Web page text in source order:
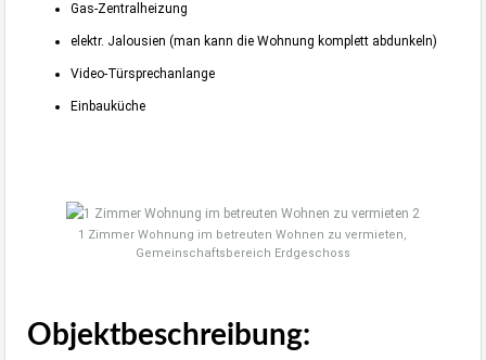
Gas-Zentralheizung
elektr. Jalousien (man kann die Wohnung komplett abdunkeln)
Video-Türsprechanlange
Einbauküche
1 Zimmer Wohnung im betreuten Wohnen zu vermieten,
Gemeinschaftsbereich Erdgeschoss
Objektbeschreibung: